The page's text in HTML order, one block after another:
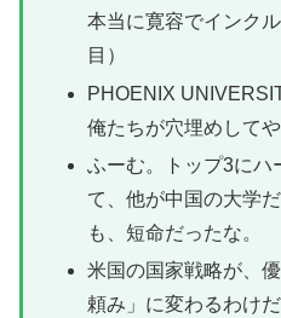
本当に寛容でインク
目）
PHOENIX
俺たちが穴埋めしてや
ふーむ。トップ3にハ
て、他が中国の大学
も、短命だったな。
米国の国家戦略が、
頼み」に変わるわけ